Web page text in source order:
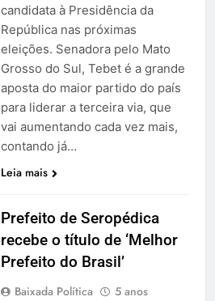
candidata à Presidência da
República nas próximas
eleições. Senadora pelo Mato
Grosso do Sul, Tebet é a grande
aposta do maior partido do país
para liderar a terceira via, que
vai aumentando cada vez mais,
contando já…
Leia mais
Prefeito de Seropédica
recebe o título de ‘Melhor
Prefeito do Brasil’
Baixada Política
5 anos